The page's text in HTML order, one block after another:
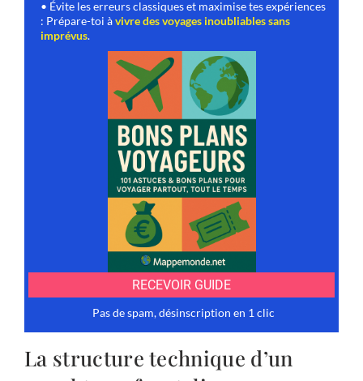
La structure technique d’un